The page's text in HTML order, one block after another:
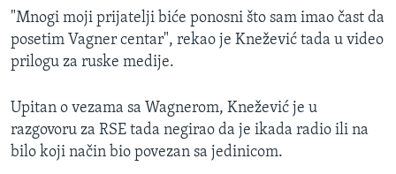
"Mnogi moji prijatelji biće ponosni što sam imao čast da
posetim Vagner centar", rekao je Knežević tada u video
prilogu za ruske medije.
Upitan o vezama sa Wagnerom, Knežević je u
razgovoru za RSE tada negirao da je ikada radio ili na
bilo koji način bio povezan sa jedinicom.